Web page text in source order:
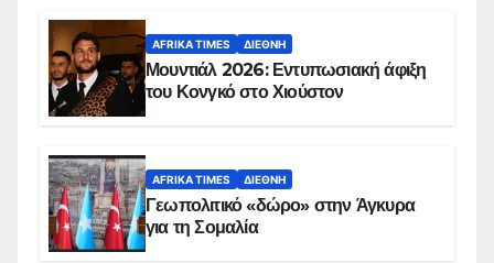
AFRIKA TIMES ΔΙΕΘΝΉ
Μουντιάλ 2026: Εντυπωσιακή άφιξη
του Κονγκό στο Χιούστον
AFRIKA TIMES ΔΙΕΘΝΉ
Γεωπολιτικό «δώρο» στην Άγκυρα
για τη Σομαλία